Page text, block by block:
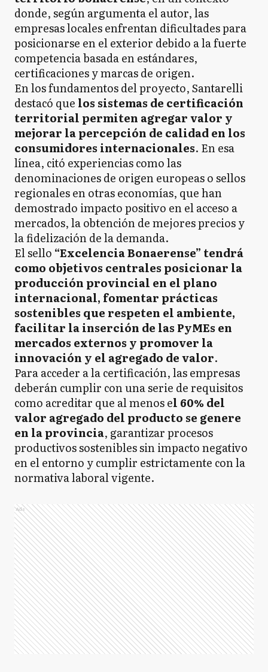
donde, según argumenta el autor, las
empresas locales enfrentan dificultades para
posicionarse en el exterior debido a la fuerte
competencia basada en estándares,
certificaciones y marcas de origen.
En los fundamentos del proyecto, Santarelli
destacó que los sistemas de certificación
territorial permiten agregar valor y
mejorar la percepción de calidad en los
consumidores internacionales. En esa
línea, citó experiencias como las
denominaciones de origen europeas o sellos
regionales en otras economías, que han
demostrado impacto positivo en el acceso a
mercados, la obtención de mejores precios y
la fidelización de la demanda.
El sello “Excelencia Bonaerense” tendrá
como objetivos centrales posicionar la
producción provincial en el plano
internacional, fomentar prácticas
sostenibles que respeten el ambiente,
facilitar la inserción de las PyMEs en
mercados externos y promover la
innovación y el agregado de valor.
Para acceder a la certificación, las empresas
deberán cumplir con una serie de requisitos
como acreditar que al menos el 60% del
valor agregado del producto se genere
en la provincia, garantizar procesos
productivos sostenibles sin impacto negativo
en el entorno y cumplir estrictamente con la
normativa laboral vigente.
Ads